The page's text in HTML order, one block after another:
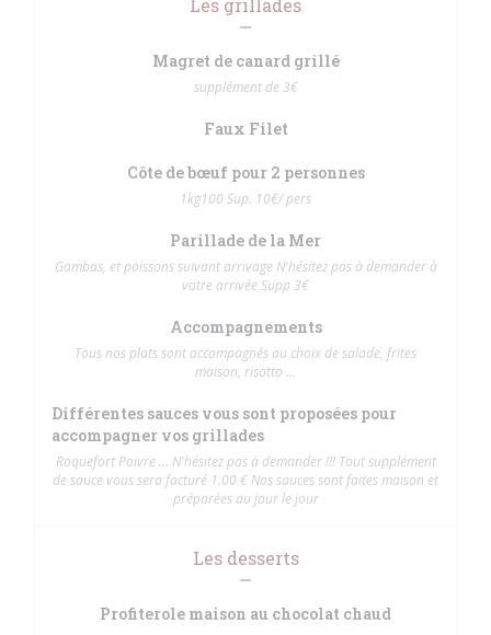
Les grillades
Magret de canard grillé
supplément de 3€
Faux Filet
Côte de bœuf pour 2 personnes
1kg100 Sup. 10€/ pers
Parillade de la Mer
Gambas, et poissons suivant arrivage N'hésitez pas à demander à
votre arrivée Supp 3€
Accompagnements
Tous nos plats sont accompagnés au choix de salade, frites
maison, risotto ...
Différentes sauces vous sont proposées pour
accompagner vos grillades
Roquefort Poivre ... N'hésitez pas à demander !!! Tout supplément
de sauce vous sera facturé 1.00 € Nos sauces sont faites maison et
préparées au jour le jour
Les desserts
Profiterole maison au chocolat chaud